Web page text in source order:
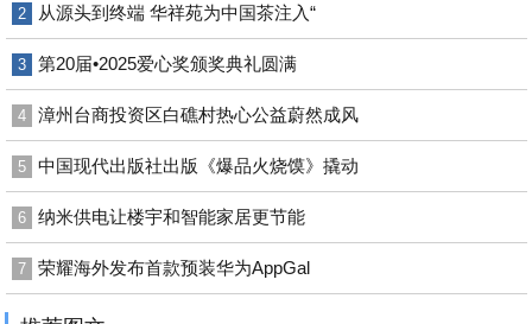
2 从源头到终端 华祥苑为中国茶注入“
3 第20届•2025爱心奖颁奖典礼圆满
4 漳州台商投资区白礁村热心公益蔚然成风
5 中国现代出版社出版《爆品火烧馍》撬动
6 纳米供电让楼宇和智能家居更节能
7 荣耀海外发布首款预装华为AppGal